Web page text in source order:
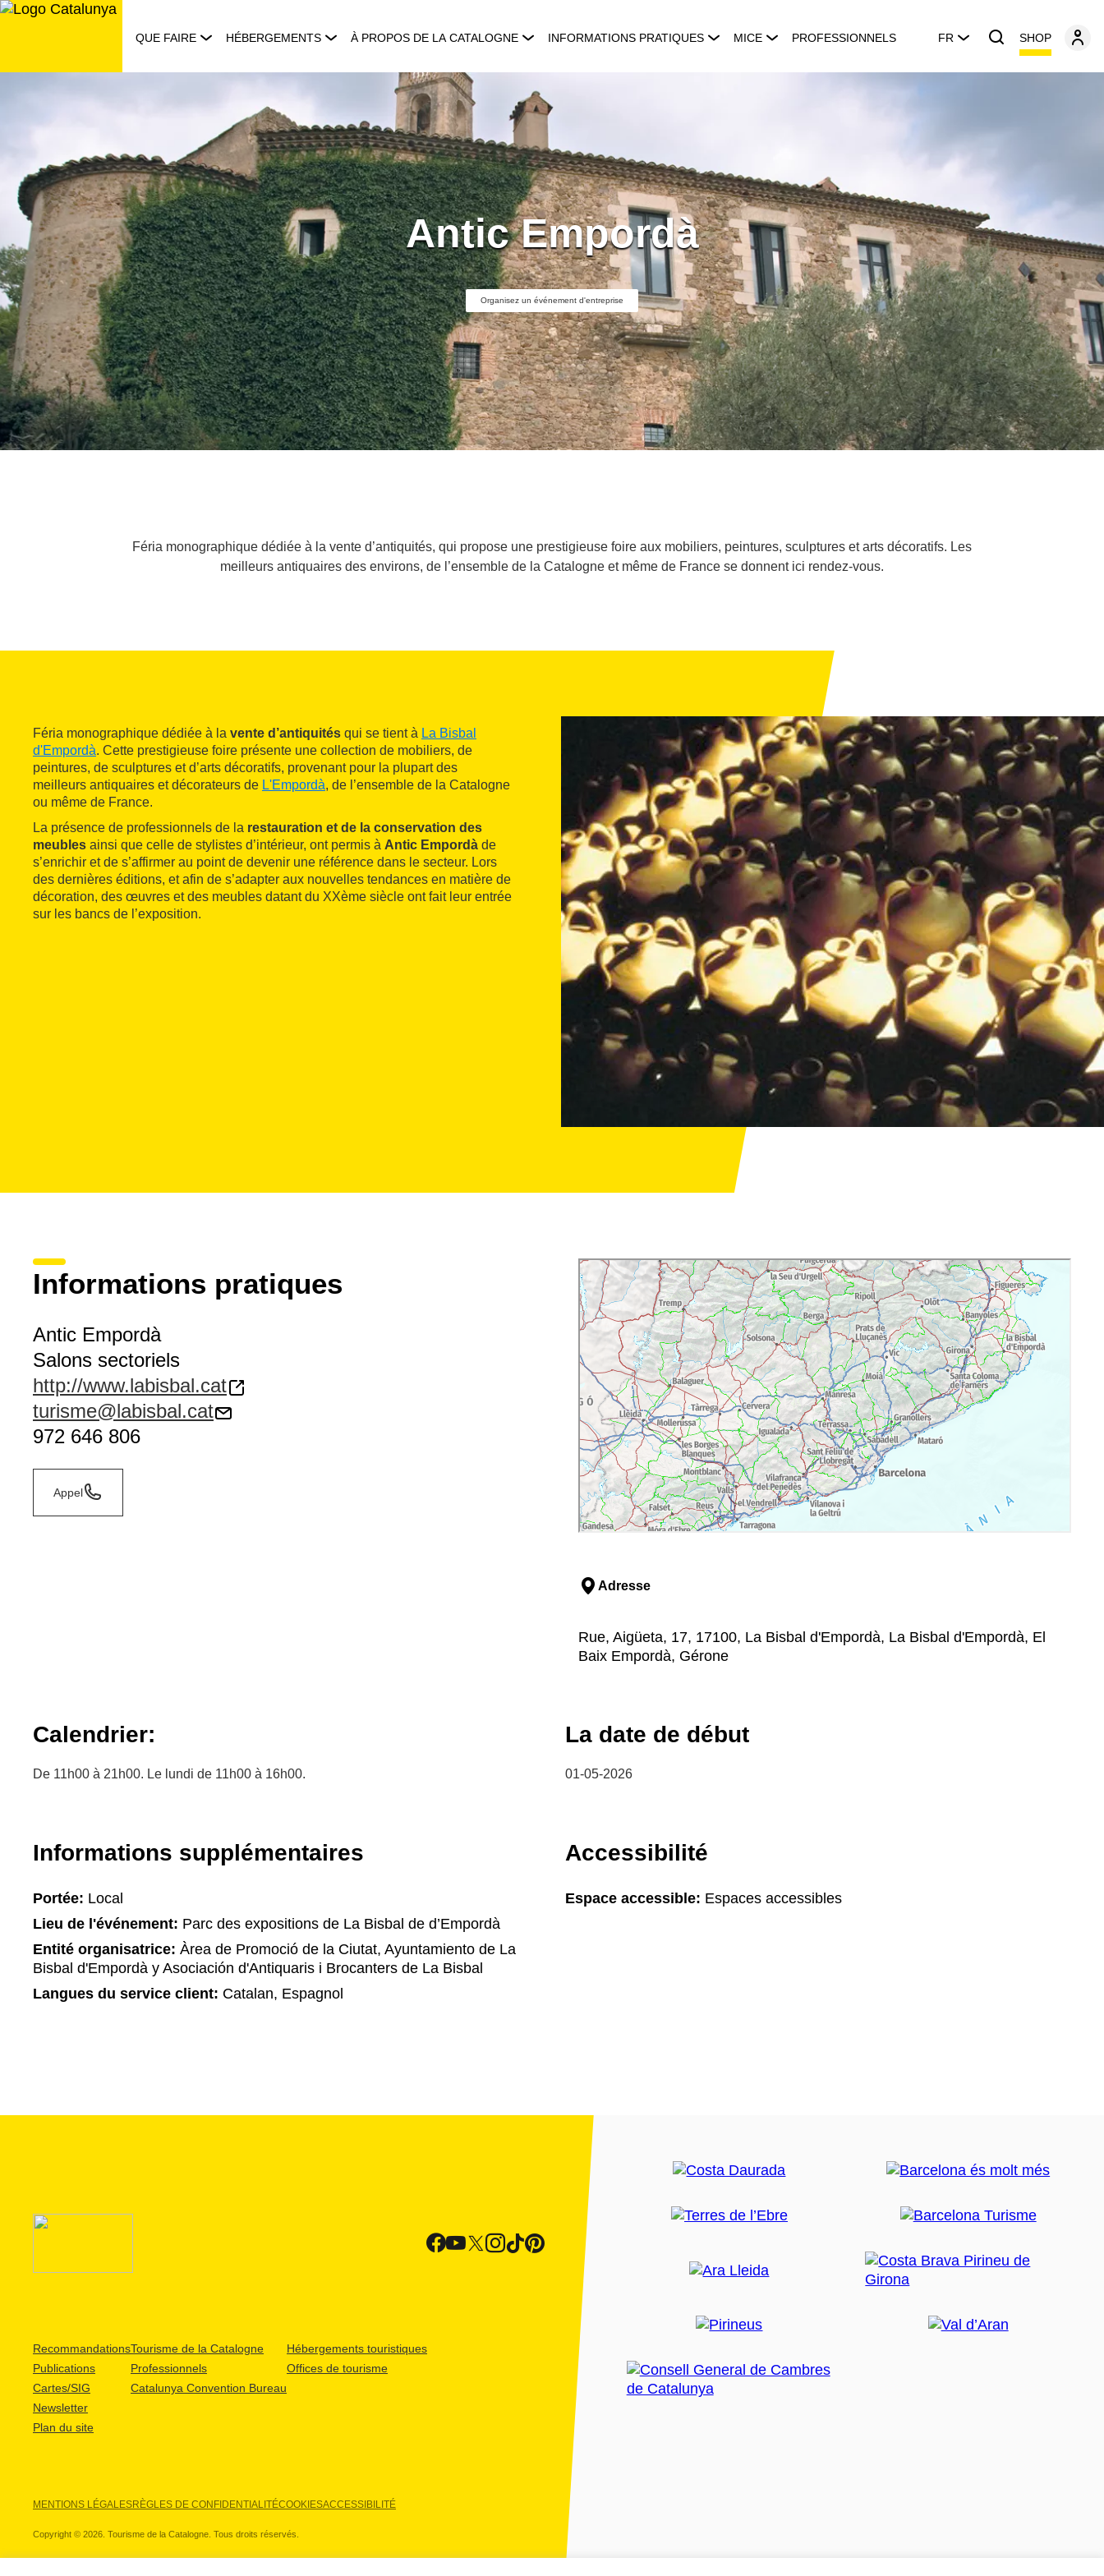
Aller
QUE FAIRE HÉBERGEMENTS À PROPOS DE LA CATALOGNE INFORMATIONS PRATIQUES MICE PROFESSIONNELS FR SHOP
Antic Empordà
Organisez un événement d'entreprise
Féria monographique dédiée à la vente d’antiquités, qui propose une prestigieuse foire aux mobiliers, peintures, sculptures et arts décoratifs. Les
meilleurs antiquaires des environs, de l’ensemble de la Catalogne et même de France se donnent ici rendez-vous.
Féria monographique dédiée à la vente d’antiquités qui se tient à La Bisbal
d'Empordà. Cette prestigieuse foire présente une collection de mobiliers, de
peintures, de sculptures et d’arts décoratifs, provenant pour la plupart des
meilleurs antiquaires et décorateurs de L'Empordà, de l’ensemble de la Catalogne
ou même de France.
La présence de professionnels de la restauration et de la conservation des
meubles ainsi que celle de stylistes d’intérieur, ont permis à Antic Empordà de
s’enrichir et de s’affirmer au point de devenir une référence dans le secteur. Lors
des dernières éditions, et afin de s’adapter aux nouvelles tendances en matière de
décoration, des œuvres et des meubles datant du XXème siècle ont fait leur entrée
sur les bancs de l’exposition.
Informations pratiques
Antic Empordà
Salons sectoriels
http://www.labisbal.cat
turisme@labisbal.cat
972 646 806
Appel
Adresse
Rue, Aigüeta, 17, 17100, La Bisbal d'Empordà, La Bisbal d'Empordà, El
Baix Empordà, Gérone
Calendrier:
De 11h00 à 21h00. Le lundi de 11h00 à 16h00.
La date de début
01-05-2026
Informations supplémentaires
Portée: Local
Lieu de l'événement: Parc des expositions de La Bisbal de d’Empordà
Entité organisatrice: Àrea de Promoció de la Ciutat, Ayuntamiento de La
Bisbal d'Empordà y Asociación d'Antiquaris i Brocanters de La Bisbal
Langues du service client: Catalan, Espagnol
Accessibilité
Espace accessible: Espaces accessibles
Recommandations
Publications
Cartes/SIG
Newsletter
Plan du site
Tourisme de la Catalogne
Professionnels
Catalunya Convention Bureau
Hébergements touristiques
Offices de tourisme
MENTIONS LÉGALESRÈGLES DE CONFIDENTIALITÉCOOKIESACCESSIBILITÉ
Copyright © 2026. Tourisme de la Catalogne. Tous droits réservés.